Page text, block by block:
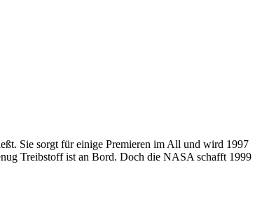
Sie sorgt für einige Premieren im All und wird 1997
Treibstoff ist an Bord. Doch die NASA schafft 1999